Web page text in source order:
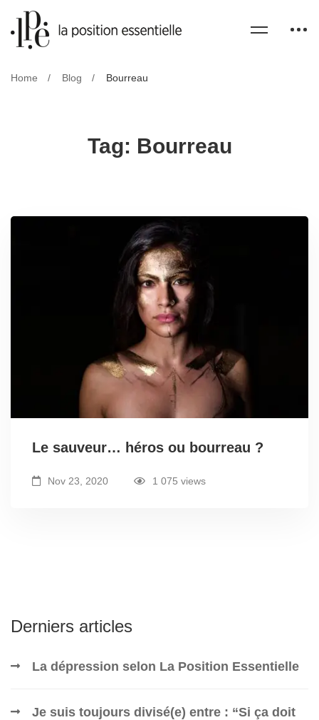
Tag: Bourreau
Home Blog Bourreau
Le sauveur… héros ou bourreau ?
Nov 23, 2020 1 075 views
Derniers articles
La dépression selon La Position Essentielle
Je suis toujours divisé(e) entre : “Si ça doit